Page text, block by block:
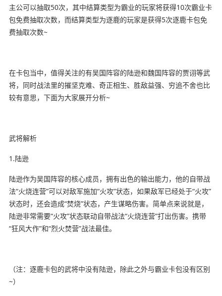
主公可以抽取50次，其中结算类型为霸业的玩家将获得10次霸业卡
包免费抽取次数，而结算类型为逐鹿的玩家是获得5次逐鹿卡包免
费抽取次数~
在卡包当中，值得关注的有吴国阵容的陆逊和魏国阵容的贾诩等武
将，同时战法里的摧坚克难、奇正相生、胜敌益强、穷追不舍也比
较有意思，下面为大家展开分析~
武将解析
1.陆逊
陆逊作为吴国阵容的核心成员，拥有出色的输出能力，他的自带战
法“火烧连营”可以对敌军施加“火攻”状态，如果敌军已经处于“火攻”
状态时，还会造成“焚烧”状态，产生谋略伤害。简单点来说就是，
陆逊非常需要“火攻”状态联动自带战法“火烧连营”打出伤害。携带
“狂风大作”和“烈火焚营”战法最佳。
（注：逐鹿卡包的武将中没有陆逊，除此之外与霸业卡包没有区别
~）